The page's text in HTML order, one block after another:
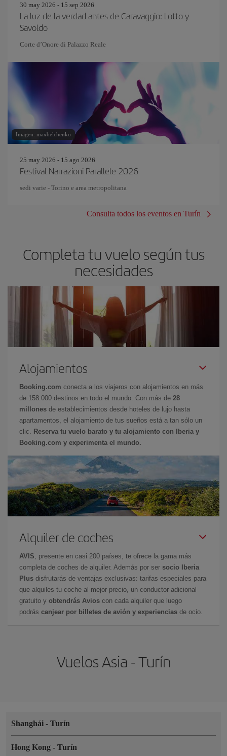
30 may 2026 - 15 sep 2026
La luz de la verdad antes de Caravaggio: Lotto y
Savoldo
Corte d’Onore di Palazzo Reale
Imagen: maxbelchenko
25 may 2026 - 15 ago 2026
Festival Narrazioni Parallele 2026
sedi varie - Torino e area metropolitana
Consulta todos los eventos en Turín
Completa tu vuelo según tus
necesidades
Alojamientos
Booking.com conecta a los viajeros con alojamientos en más
de 158.000 destinos en todo el mundo. Con más de 28
millones de establecimientos desde hoteles de lujo hasta
apartamentos, el alojamiento de tus sueños está a tan sólo un
clic.
Reserva tu vuelo barato y tu alojamiento con Iberia y
Booking.com y experimenta el mundo.
Alquiler de coches
AVIS , presente en casi 200 países, te ofrece la gama más
completa de coches de alquiler. Además por ser socio Iberia
Plus disfrutarás de ventajas exclusivas: tarifas especiales para
que alquiles tu coche al mejor precio, un conductor adicional
gratuito y obtendrás Avios con cada alquiler que luego
podrás canjear por billetes de avión y experiencias de ocio.
Vuelos Asia - Turín
Shanghái - Turín
Hong Kong - Turín